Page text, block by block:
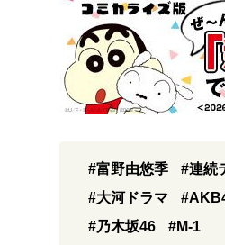
#富野由悠季
#連続
#大河ドラマ
#乃木坂46
#M-1